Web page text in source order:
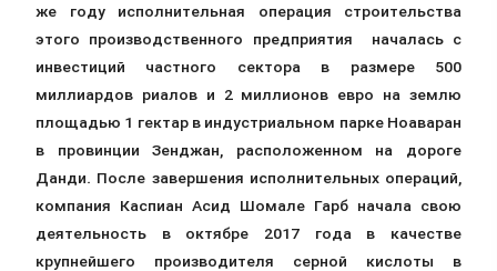
же году исполнительная операция строительства
этого производственного предприятия началась с
инвестиций частного сектора в размере 500
миллиардов риалов и 2 миллионов евро на землю
площадью 1 гектар в индустриальном парке Ноаваран
в провинции Зенджан, расположенном на дороге
Данди. После завершения исполнительных операций,
компания Каспиан Асид Шомале Гарб начала свою
деятельность в октябре 2017 года в качестве
крупнейшего производителя серной кислоты в